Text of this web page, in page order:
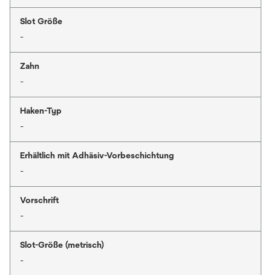
Slot Größe
-
Zahn
-
Haken-Typ
-
Erhältlich mit Adhäsiv-Vorbeschichtung
-
Vorschrift
-
Slot-Größe (metrisch)
-